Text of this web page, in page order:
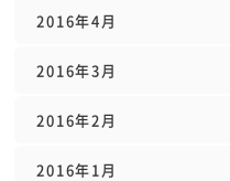
2016年4月
2016年3月
2016年2月
2016年1月